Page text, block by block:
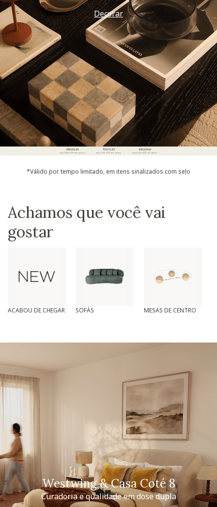
Decorar
*Válido por tempo limitado, em itens sinalizados com selo
Achamos que você vai
gostar
ACABOU DE CHEGAR SOFÁS MESAS DE CENTRO
Westwing & Casa Coté 8
Curadoria e qualidade em dose dupla